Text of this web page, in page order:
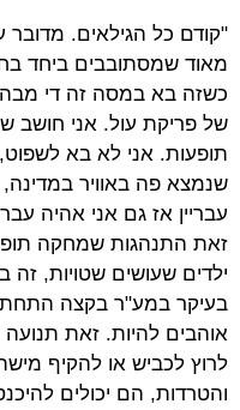
"קודם כל הגילאים. מדובר
מאוד שמסתובבים ביחד
כשזה בא במסה זה די
של פריקת עול. אני חושב
תופעות. אני לא בא
שנמצא פה באוויר
עבריין אז גם אני אהיה
זאת התנהגות שמחקה
ילדים שעושים שטויות, זה
בעיקר במע"ר בקצה
אוהבים להיות. זאת תנועה
לרוץ לכביש או להקיף
והטרדות, הם יכולים